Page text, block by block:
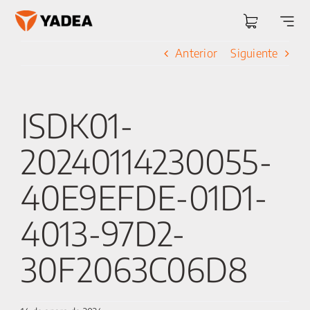
Saltar
Anterior Siguiente
ISDK01-
20240114230055-
40E9EFDE-01D1-
4013-97D2-
30F2063C06D8